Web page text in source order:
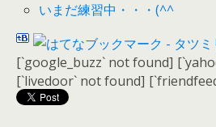
いまだ練習中・・・(^^ゞ
[`google_buzz` not found]
[`livedoor` not found]